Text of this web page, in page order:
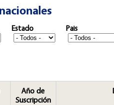
Estado Pais
Año de
Suscripción